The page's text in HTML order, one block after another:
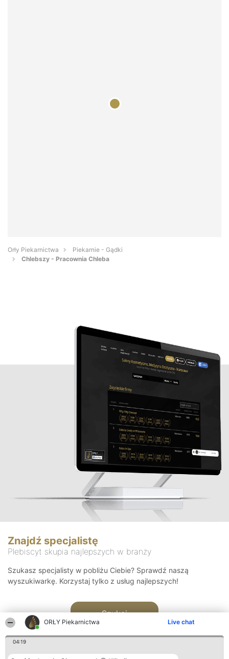
ORŁY Piekarnictwa Live chat
04:19
Orły Piekarnictwa
Piekarnie - Gądki
Chlebszy - Pracownia Chleba
Znajdź specjalistę
Plebiscyt skupia najlepszych w branży
Szukasz specjalisty w pobliżu Ciebie? Sprawdź naszą
wyszukiwarkę. Korzystaj tylko z usług najlepszych!
Szukaj